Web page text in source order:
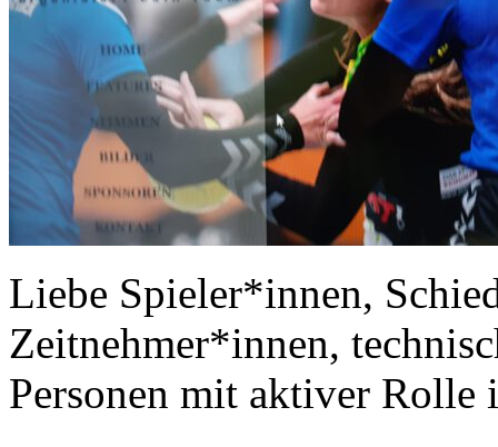
Liebe Spieler*innen,
Zeitnehmer*innen,
Personen mit aktiver Rolle